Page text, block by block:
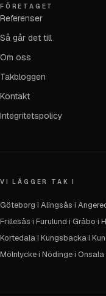
FÖRETAGET
Referenser
Så går det till
Om oss
Takbloggen
Kontakt
Integritetspolicy
VI LÄGGER TAK I
Göteborg·i Alingsås·i
Frillesås·i Furulund·i Gråbo·i
Kortedala·i Kungsbacka·i
Mölnlycke·i Nödinge·i Onsala